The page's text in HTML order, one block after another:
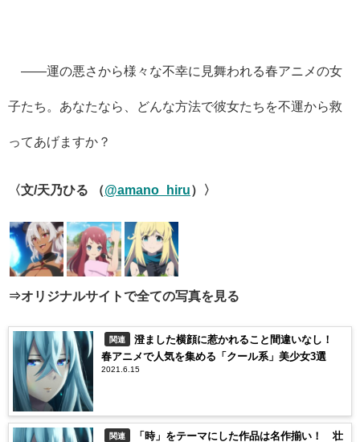
――運の悪さから様々な不幸に見舞われる春アニメの女
子たち。あなたなら、どんな方法で彼女たちを不運から救
ってあげますか？
〈文/天乃ひる （@amano_hiru） 〉
⇒オリジナルサイトで全ての写真を見る
関連
澄ました横顔に惹かれること間違いなし！
春アニメで人気を集める「クール系」美少女3選
2021.6.15
関連
「時」をテーマにした作品は名作揃い！ 壮